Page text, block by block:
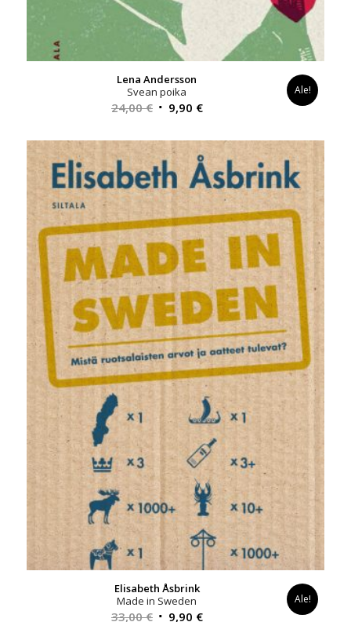
Lena Andersson
Svean poika
24,00€ Alkuperäinen
oli:
24,00 €.
9,90 €Nykyinen
on:
9,90 €.
Ale!
Elisabeth Åsbrink
Made in Sweden
33,00€ Alkuperäinen
9,90 €Nykyinen
Ale!